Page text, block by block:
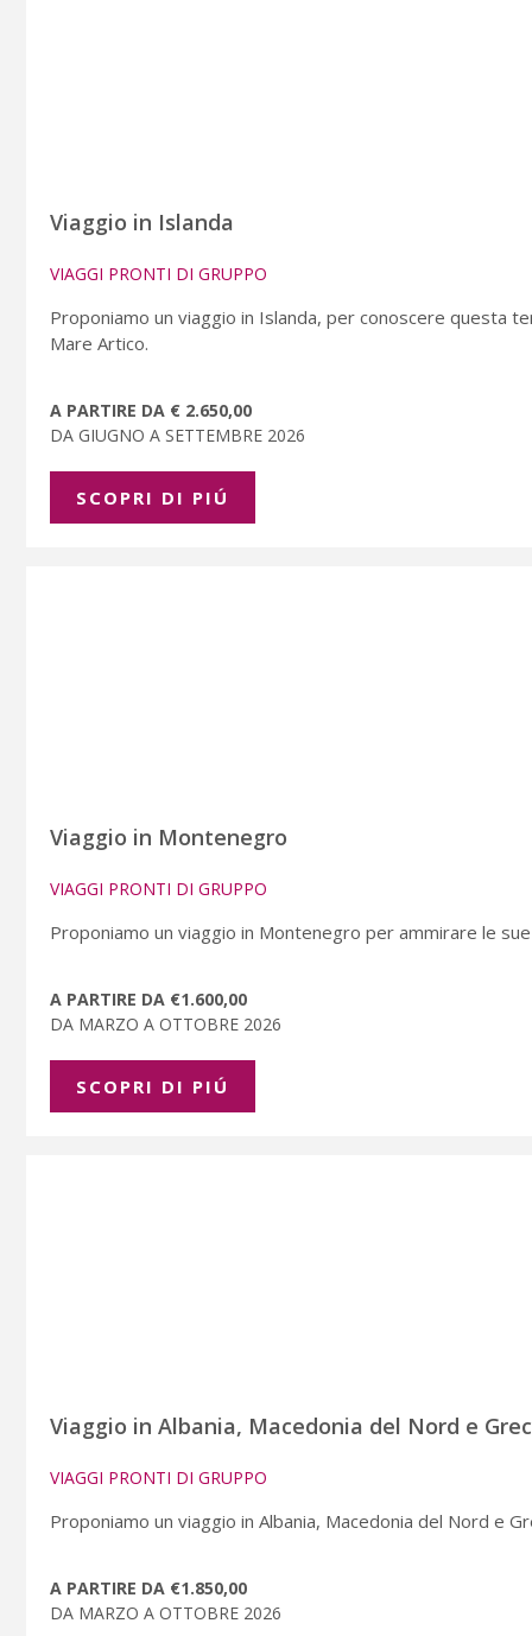
Viaggio in Islanda
VIAGGI PRONTI DI GRUPPO
Proponiamo un viaggio in Islanda, per conoscere questa
Mare Artico.
A PARTIRE DA € 2.650,00
DA GIUGNO A SETTEMBRE 2026
SCOPRI DI PIÚ
Viaggio in Montenegro
VIAGGI PRONTI DI GRUPPO
Proponiamo un viaggio in Montenegro per ammirare le
A PARTIRE DA €1.600,00
DA MARZO A OTTOBRE 2026
SCOPRI DI PIÚ
Viaggio in Albania, Macedonia del Nord e
VIAGGI PRONTI DI GRUPPO
Proponiamo un viaggio in Albania, Macedonia del Nord e
A PARTIRE DA €1.850,00
DA MARZO A OTTOBRE 2026